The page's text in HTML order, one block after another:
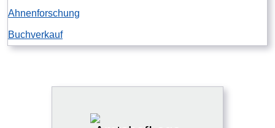
Ahnenforschung
Buchverkauf